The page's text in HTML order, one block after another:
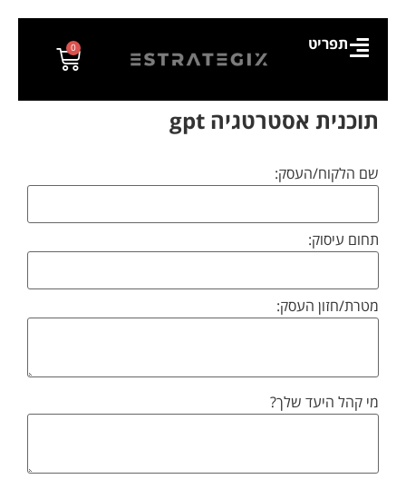
תפריט 0
תוכנית אסטרטגיה gpt
שם הלקוח/העסק:
תחום עיסוק:
מטרת/חזון העסק:
מי קהל היעד שלך?